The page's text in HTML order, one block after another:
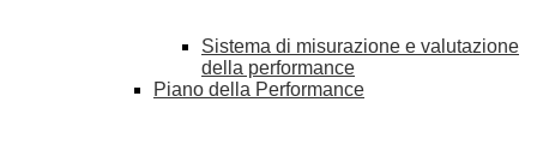
Sistema di misurazione e valutazione
della performance
Piano della Performance